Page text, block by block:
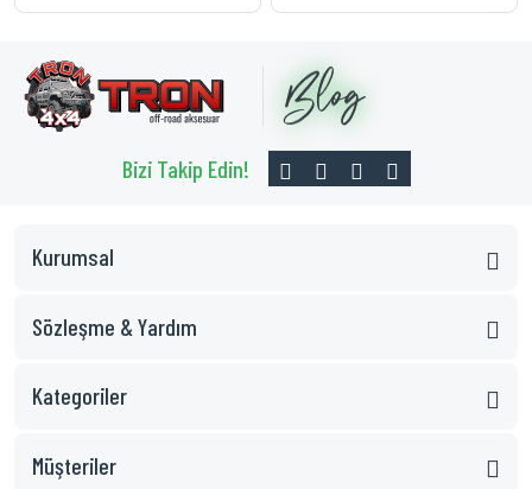
Bizi Takip Edin!
Kurumsal
Sözleşme & Yardım
Kategoriler
Müşteriler